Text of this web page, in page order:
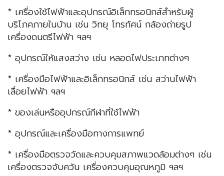
* เครื่องใช้ไฟฟ้าและอุปกรณ์อิเล็กทรอนิกส์สำหรับผู้
บริโภคภายในบ้าน เช่น วิทยุ โทรทัศน์ กล้องถ่ายรูป
เครื่องดนตรีไฟฟ้า ฯลฯ
* อุปกรณ์ให้แสงสว่าง เช่น หลอดไฟประเภทต่างๆ
* เครื่องมือไฟฟ้าและอิเล็กทรอนิกส์ เช่น สว่านไฟฟ้า
เลื่อยไฟฟ้า ฯลฯ
* ของเล่นหรืออุปกรณ์กีฬาที่ใช้ไฟฟ้า
* อุปกรณ์และเครื่องมือทางการแพทย์
* เครื่องมือตรวจวัดและควบคุมสภาพแวดล้อมต่างๆ เช่น
เครื่องตรวจจับควัน เครื่องควบคุมอุณหภูมิ ฯลฯ